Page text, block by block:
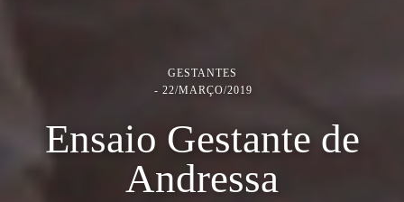
GESTANTES
22/MARÇO/2019
Ensaio Gestante de
Andressa